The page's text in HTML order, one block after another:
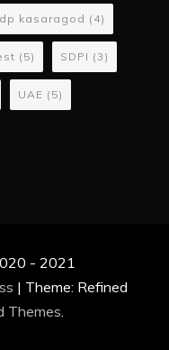
kasaragod (4)
(5) SDPI (3)
UAE (5)
- 2021
| Theme: Refined
Themes.